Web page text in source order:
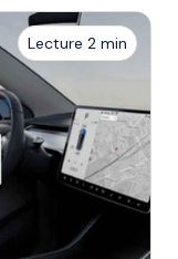
Lecture 2 min